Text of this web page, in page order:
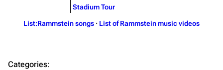
Merchandise
Song list
Tour dates
Till Lindemann
Stadium Tour
List:Rammstein songs · List of Rammstein music videos
Categories: